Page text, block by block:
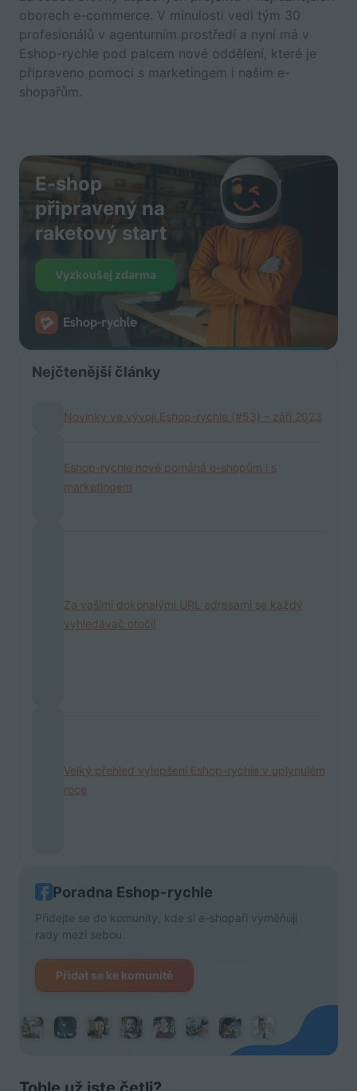
oborech e-commerce. V minulosti vedl tým 30
profesionálů v agenturním prostředí a nyní má v
Eshop-rychle pod palcem nové oddělení, které je
připraveno pomoci s marketingem i našim e-
shopařům.
E-shop
připravený na
raketový start
Vyzkoušej zdarma
Nejčtenější články
Novinky ve vývoji Eshop-rychle (#53) – září 2023
Eshop-rychle nově pomáhá e-shopům i s
marketingem
Za vašimi dokonalými URL adresami se každý
vyhledávač otočí!
Velký přehled vylepšení Eshop-rychle v uplynulém
roce
Poradna Eshop-rychle
Přidejte se do komunity, kde si e-shopaři vyměňují
rady mezi sebou.
Přidat se ke komunitě